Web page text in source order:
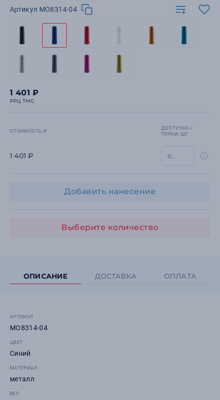
Артикул MO8314-04
1 401 ₽
РРЦ TMG
СТОИМОСТЬ, ₽
ДОСТУПНО /
ТИРАЖ, ШТ
1 401 ₽
Добавить нанесение
Выберите количество
ОПИСАНИЕ ДОСТАВКА ОПЛАТА
АРТИКУЛ
MO8314-04
ЦВЕТ
Синий
МАТЕРИАЛ
металл
ВЕС